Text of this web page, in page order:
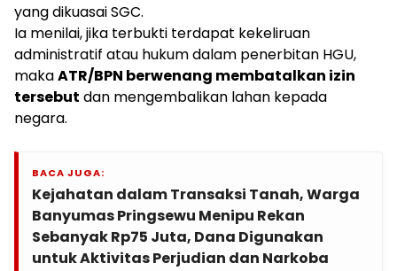
yang dikuasai SGC.
Ia menilai, jika terbukti terdapat kekeliruan
administratif atau hukum dalam penerbitan HGU,
makaATR/BPN berwenang membatalkan izin
tersebut dan mengembalikan lahan kepada
negara.
BACA JUGA:
Kejahatan dalam Transaksi Tanah, Warga
Banyumas Pringsewu Menipu Rekan
Sebanyak Rp75 Juta, Dana Digunakan
untuk Aktivitas Perjudian dan Narkoba